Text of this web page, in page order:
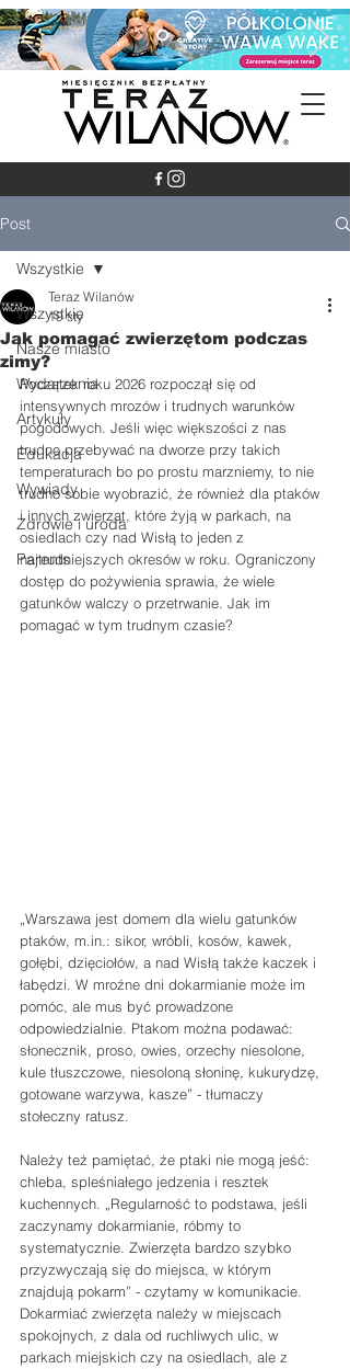
Post
Wszystkie
Nasze miasto
Wydarzenia
Artykuły
Edukacja
Wywiady
Zdrowie i uroda
Parents
Wszystkie
Jak pomagać zwierzętom podczas
zimy?
Teraz Wilanów
19 sty
Początek roku 2026 rozpoczął się od
intensywnych mrozów i trudnych warunków
pogodowych. Jeśli więc większości z nas
trudno przebywać na dworze przy takich
temperaturach bo po prostu marzniemy, to nie
trudno sobie wyobrazić, że również dla ptaków
i innych zwierząt, które żyją w parkach, na
osiedlach czy nad Wisłą to jeden z
najtrudniejszych okresów w roku. Ograniczony
dostęp do pożywienia sprawia, że wiele
gatunków walczy o przetrwanie. Jak im
pomagać w tym trudnym czasie?
„Warszawa jest domem dla wielu gatunków
ptaków, m.in.: sikor, wróbli, kosów, kawek,
gołębi, dzięciołów, a nad Wisłą także kaczek i
łabędzi. W mroźne dni dokarmianie może im
pomóc, ale mus być prowadzone
odpowiedzialnie. Ptakom można podawać:
słonecznik, proso, owies, orzechy niesolone,
kule tłuszczowe, niesoloną słoninę, kukurydzę,
gotowane warzywa, kasze” - tłumaczy
stołeczny ratusz.
Należy też pamiętać, że ptaki nie mogą jeść:
chleba, spleśniałego jedzenia i resztek
kuchennych. „Regularność to podstawa, jeśli
zaczynamy dokarmianie, róbmy to
systematycznie. Zwierzęta bardzo szybko
przyzwyczają się do miejsca, w którym
znajdują pokarm” - czytamy w komunikacie.
Dokarmiać zwierzęta należy w miejscach
spokojnych, z dala od ruchliwych ulic, w
parkach miejskich czy na osiedlach, ale z